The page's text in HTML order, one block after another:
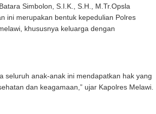
Simbolon, S.I.K., S.H., M.Tr.Opsla
ini merupakan bentuk kepedulian Polres
khususnya keluarga dengan
seluruh anak-anak ini mendapatkan hak yang
dan keagamaan,” ujar Kapolres Melawi.